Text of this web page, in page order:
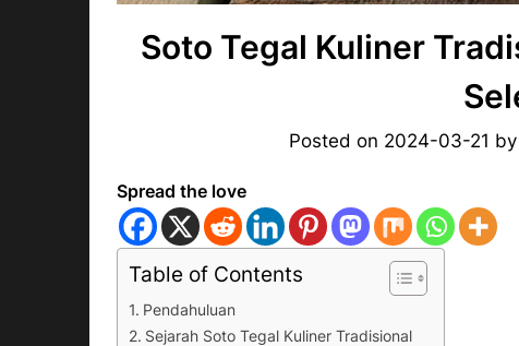
Soto Tegal Kuliner
Posted on 2024-03-21 by
Spread the love
Table of Contents
Pendahuluan
Sejarah Soto Tegal Kuliner Tradisional